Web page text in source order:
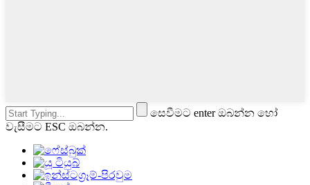
සෙවීමට enter ඔබන්න හෝ
වැසීමට ESC ඔබන්න.